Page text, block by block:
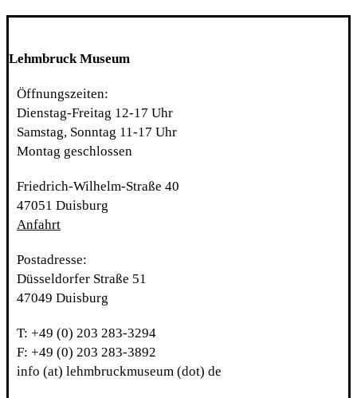
Lehmbruck Museum
Öffnungszeiten:
Dienstag-Freitag 12-17 Uhr
Samstag, Sonntag 11-17 Uhr
Montag geschlossen
Friedrich-Wilhelm-Straße 40
47051 Duisburg
Anfahrt
Postadresse:
Düsseldorfer Straße 51
47049 Duisburg
T: +49 (0) 203 283-3294
F: +49 (0) 203 283-3892
info (at) lehmbruckmuseum (dot) de